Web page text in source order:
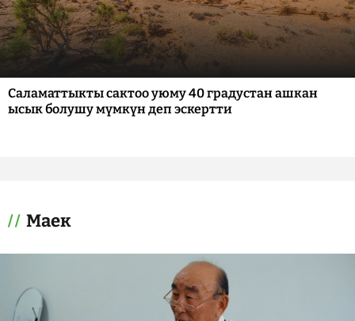
Саламаттыкты сактоо уюму 40 градустан ашкан
ысык болушу мүмкүн деп эскертти
Маек